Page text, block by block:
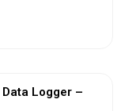
Logger –